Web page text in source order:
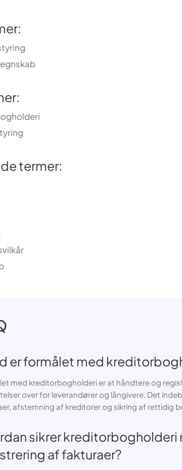
termer:
er formålet med
med kreditorbogholderi er at håndtere og
over for leverandører og långivere. Det
afstemning af kreditorer og sikring af rettidig
sikrer kreditorbogholderi
af fakturaer?